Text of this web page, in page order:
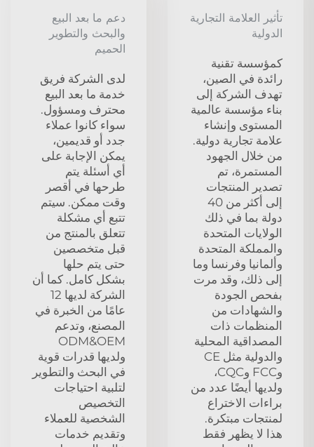
تأثير العلامة التجارية
الدولية
كمؤسسة تقنية
رائدة في الصين،
تهدف الشركة إلى
بناء مؤسسة عالمية
المستوى وإنشاء
علامة تجارية دولية.
من خلال الجهود
المستمرة، تم
تصدير المنتجات
إلى أكثر من 40
دولة بما في ذلك
الولايات المتحدة
والمملكة المتحدة
وألمانيا وفرنسا وما
إلى ذلك، وقد مرت
بفحص الجودة
والشهادات من
المنظمات ذات
المصداقية المحلية
والدولية مثل CE
وFCC وCQC،
ولديها أيضًا عدد من
براءات الاختراع
لمنتجات مبتكرة.
هذا لا يظهر فقط
دعم ما بعد البيع
والبحث والتطوير
الحميم
لدى الشركة فريق
خدمة ما بعد البيع
محترف ومسؤول.
سواء كانوا عملاء
جدد أو قديمين،
يمكن الإجابة على
أي أسئلة يتم
طرحها في أقصر
وقت ممكن. سيتم
تتبع أي مشكلة
تتعلق بالمنتج من
قبل متخصصين
حتى يتم حلها
بشكل كامل. كما أن
الشركة لديها 12
عامًا من الخبرة في
المصنع، وتدعم
ODM&OEM
ولديها قدرات قوية
في البحث والتطوير
لتلبية احتياجات
التخصيص
الشخصية للعملاء
وتقديم خدمات